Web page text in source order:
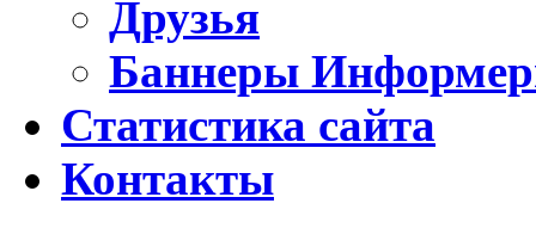
Друзья
Баннеры
Статистика сайта
Контакты